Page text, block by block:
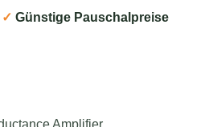
✓ Günstige Pauschalpreise